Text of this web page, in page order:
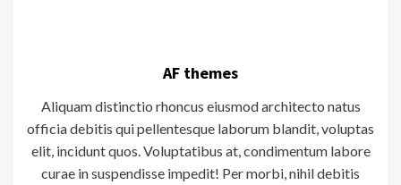
AF themes
Aliquam distinctio rhoncus eiusmod architecto natus
officia debitis qui pellentesque laborum blandit, voluptas
elit, incidunt quos. Voluptatibus at, condimentum labore
curae in suspendisse impedit! Per morbi, nihil debitis